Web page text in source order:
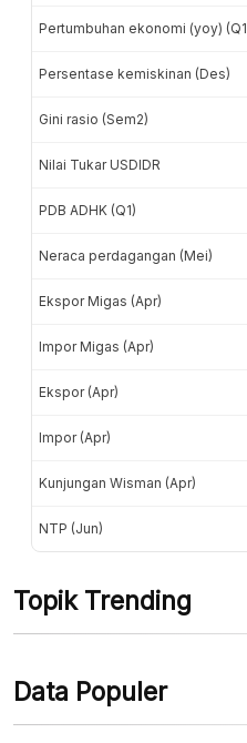
Pertumbuhan ekonomi (yoy)
Persentase kemiskinan (Des)
Gini rasio (Sem2)
Nilai Tukar USDIDR
PDB ADHK (Q1)
Neraca perdagangan (Mei)
Ekspor Migas (Apr)
Impor Migas (Apr)
Ekspor (Apr)
Impor (Apr)
Kunjungan Wisman (Apr)
NTP (Jun)
Topik Trending
Data Populer